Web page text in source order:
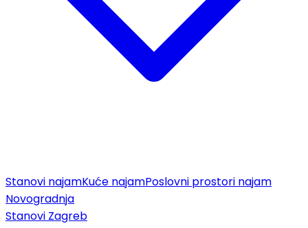
Stanovi najamKuće najamPoslovni prostori najam
Novogradnja
Stanovi Zagreb